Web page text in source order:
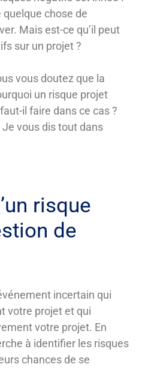
quelque chose de
Mais est-ce qu’il peut
sur un projet ?
vous doutez que la
un risque projet
il faire dans ce cas ?
vous dis tout dans
risque
de
incertain qui
votre projet et qui
votre projet. En
à identifier les risques
chances de se